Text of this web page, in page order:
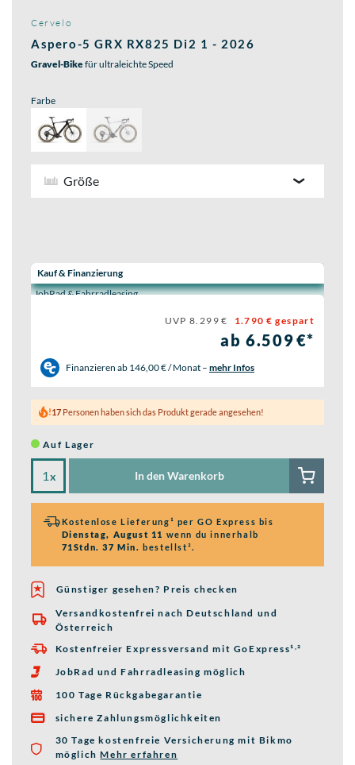
Cervelo
Aspero-5 GRX RX825 Di2 1 - 2026
Gravel-Bikefür ultraleichte Speed
Farbe
Größe
Wähle eine Preisoption:
Kauf & Finanzierung
JobRad & Fahrradleasing
UVP 8.299 € 1.790 € gespart
ab 6.509 €*
Finanzieren ab 146,00 € / Monat – mehr Infos
17 Personen haben sich das Produkt gerade angesehen!
Auf Lager
x In den Warenkorb
Kostenlose Lieferung¹ per GO Express bis
Dienstag, August 11 wenn du innerhalb
71Stdn. 37 Min. bestellst².
Günstiger gesehen? Preis checken

Versandkostenfrei nach Deutschland und
Österreich
 Kostenfreier Expressversand mit GoExpress¹ ,²
 JobRad und Fahrradleasing möglich
 100 Tage Rückgabegarantie

sichere Zahlungsmöglichkeiten
30 Tage kostenfreie Versicherung mit Bikmo
möglichMehr erfahren